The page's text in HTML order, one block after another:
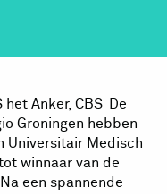
het Anker, CBS De
Groningen hebben
Universitair Medisch
winnaar van de
een spannende